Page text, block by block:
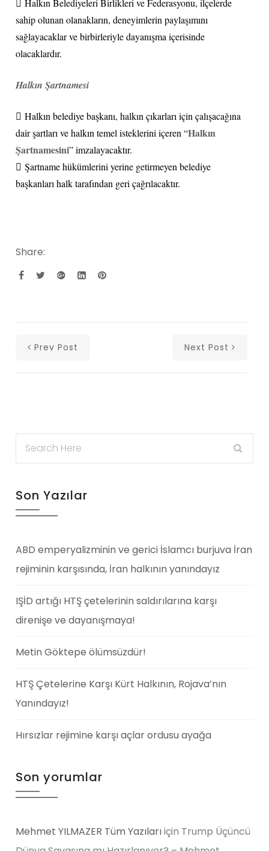
sahip olunan olanakların, deneyimlerin paylaşımını
sağlayacaklar ve birbirleriyle dayanışma içerisinde
olacaklardır.
Halkın Şartnamesi
 Halkın belediye başkanı, halkın çıkarları için çalışacağına
dair şartları ve halkın temel isteklerini içeren “Halkın
Şartnamesini” imzalayacaktır.
 Şartname hükümlerini yerine getirmeyen belediye
başkanları halk tarafından geri çağrılacaktır.
Share:
Prev Post Next Post
Son Yazılar
ABD emperyalizminin ve gerici İslamcı burjuva İran
rejiminin karşısında, İran halkının yanındayız
IŞİD artığı HTŞ çetelerinin saldırılarına karşı
direnişe ve dayanışmaya!
Metin Göktepe ölümsüzdür!
HTŞ Çetelerine Karşı Kürt Halkının, Rojava’nın
Yanındayız!
Hırsızlar rejimine karşı açlar ordusu ayağa
Son yorumlar
Mehmet YILMAZER Tüm Yazılarıiçin Trump Üçüncü